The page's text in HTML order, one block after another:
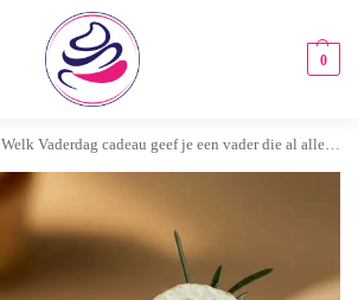
0
Welk Vaderdag cadeau geef je een vader die al alles heeft?